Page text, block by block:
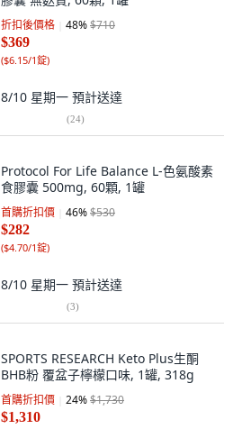
折扣後價格 48%$710
$369
($6.15/1錠)
8/10 星期一 預計送達
(24)
Protocol For Life Balance L-色氨酸素
食膠囊 500mg, 60顆, 1罐
首購折扣價 46%$530
$282
($4.70/1錠)
8/10 星期一 預計送達
(3)
SPORTS RESEARCH Keto Plus生酮
BHB粉 覆盆子檸檬口味, 1罐, 318g
首購折扣價 24%$1,730
$1,310